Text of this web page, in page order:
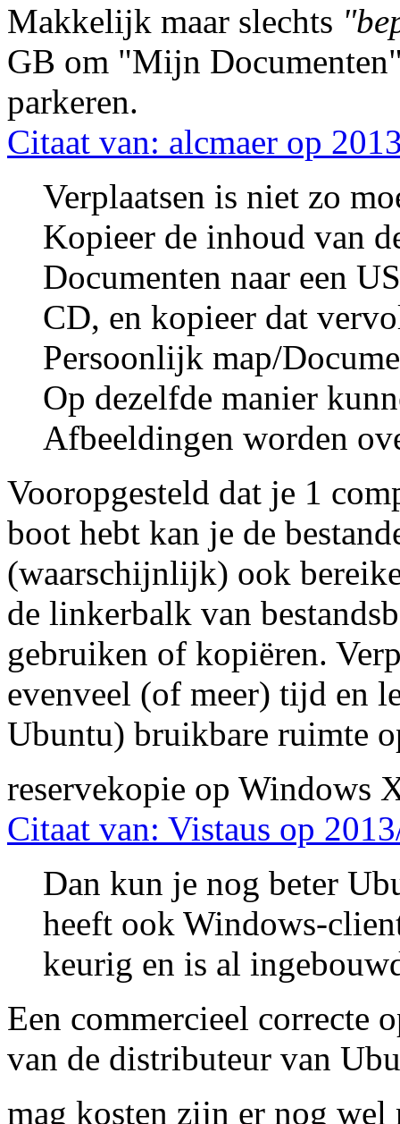
Makkelijk maar slechts
GB om "Mijn
parkeren.
Citaat van: alcmaer op
Verplaatsen is niet zo
Kopieer de inhoud van
Documenten naar een
CD, en kopieer dat
Persoonlijk map/
Op dezelfde manier
Afbeeldingen worden
Vooropgesteld dat je 1
boot hebt kan je de
(waarschijnlijk) ook
de linkerbalk van
gebruiken of kopiëren.
evenveel (of meer) tijd en
Ubuntu) bruikbare ruimte
reservekopie op Windows
Citaat van: Vistaus op
Dan kun je nog beter
heeft ook Windows-
keurig en is al
Een commercieel correcte
van de distributeur van
mag kosten zijn er nog wel